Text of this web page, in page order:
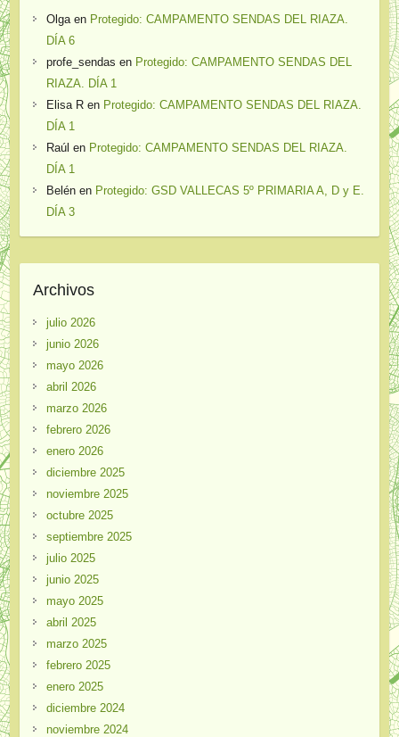
Olgaen Protegido: CAMPAMENTO SENDAS DEL RIAZA.
DÍA 6
profe_sendas en Protegido: CAMPAMENTO SENDAS DEL
RIAZA. DÍA 1
Elisa Ren Protegido: CAMPAMENTO SENDAS DEL RIAZA.
DÍA 1
Raúl en Protegido: CAMPAMENTO SENDAS DEL RIAZA.
DÍA 1
Belénen Protegido: GSD VALLECAS 5º PRIMARIA A, D y E.
DÍA 3
Archivos
julio 2026
junio 2026
mayo 2026
abril 2026
marzo 2026
febrero 2026
enero 2026
diciembre 2025
noviembre 2025
octubre 2025
septiembre 2025
julio 2025
junio 2025
mayo 2025
abril 2025
marzo 2025
febrero 2025
enero 2025
diciembre 2024
noviembre 2024